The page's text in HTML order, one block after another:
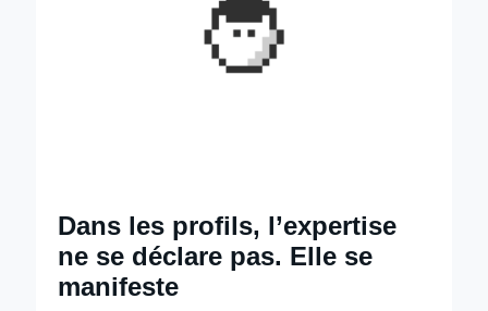
Dans les profils, l’expertise
ne se déclare pas. Elle se
manifeste